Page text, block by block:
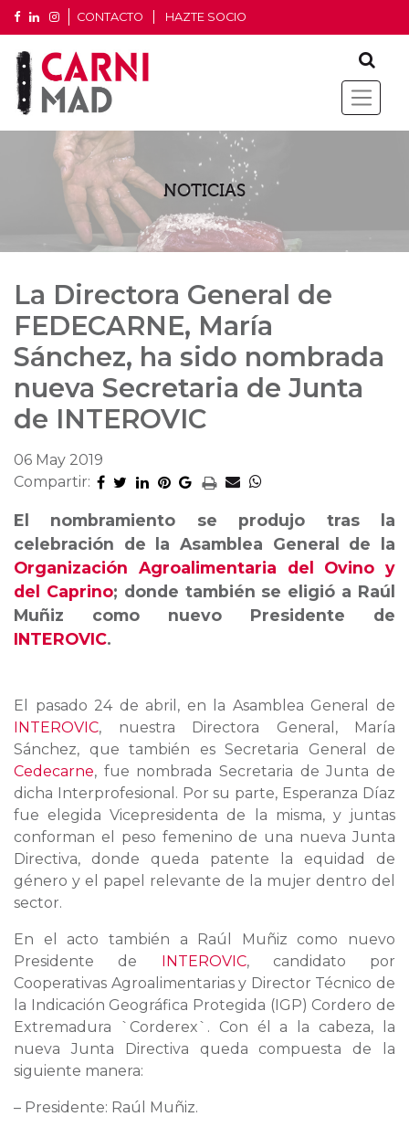
CONTACTO HAZTE SOCIO
NOTICIAS
La Directora General de
FEDECARNE, María
Sánchez, ha sido nombrada
nueva Secretaria de Junta
de INTEROVIC
06 May 2019
Compartir:
El nombramiento se produjo tras la
celebración de la Asamblea General de la
Organización Agroalimentaria del Ovino y
del Caprino; donde también se eligió a Raúl
Muñiz como nuevo Presidente de
INTEROVIC.
El pasado 24 de abril, en la Asamblea General de
INTEROVIC, nuestra Directora General, María
Sánchez, que también es Secretaria General de
Cedecarne, fue nombrada Secretaria de Junta de
dicha Interprofesional. Por su parte, Esperanza Díaz
fue elegida Vicepresidenta de la misma, y juntas
conforman el peso femenino de una nueva Junta
Directiva, donde queda patente la equidad de
género y el papel relevante de la mujer dentro del
sector.
En el acto también a Raúl Muñiz como nuevo
Presidente de INTEROVIC, candidato por
Cooperativas Agroalimentarias y Director Técnico de
la Indicación Geográfica Protegida (IGP) Cordero de
Extremadura `Corderex`. Con él a la cabeza, la
nueva Junta Directiva queda compuesta de la
siguiente manera:
– Presidente: Raúl Muñiz.